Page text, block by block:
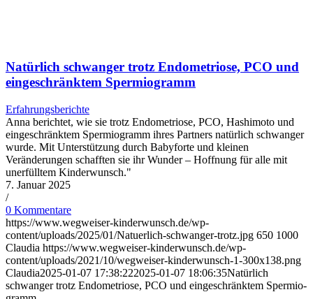
Natür­lich schwan­ger trotz Endo­me­trio­se, PCO und
ein­ge­schränk­tem Sper­mio­gramm
Erfahrungsberichte
Anna berichtet, wie sie trotz Endometriose, PCO, Hashimoto und
eingeschränktem Spermiogramm ihres Partners natürlich schwanger
wurde. Mit Unterstützung durch Babyforte und kleinen
Veränderungen schafften sie ihr Wunder – Hoffnung für alle mit
unerfülltem Kinderwunsch."
7. Januar 2025
/
0 Kommentare
https://www.wegweiser-kinderwunsch.de/wp-
content/uploads/2025/01/Natuerlich-schwanger-trotz.jpg 650 1000
Claudia https://www.wegweiser-kinderwunsch.de/wp-
content/uploads/2021/10/wegweiser-kinderwunsch-1-300x138.png
Claudia2025-01-07 17:38:222025-01-07 18:06:35Natür­lich
schwan­ger trotz Endo­me­trio­se, PCO und ein­ge­schränk­tem Sper­mio­